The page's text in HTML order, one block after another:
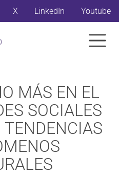
X LinkedIn Youtube
MÁS EN EL
SOCIALES